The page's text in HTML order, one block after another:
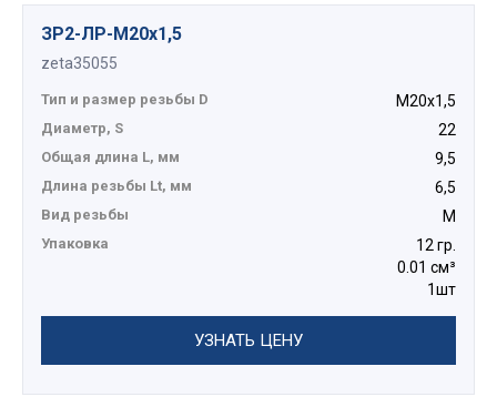
ЗР2-ЛР-М20х1,5
zeta35055
Тип и размер резьбы D М20х1,5
Диаметр, S 22
Общая длина L, мм 9,5
Длина резьбы Lt, мм 6,5
Вид резьбы М
Упаковка
12 гр.
0.01 см³
1шт
УЗНАТЬ ЦЕНУ